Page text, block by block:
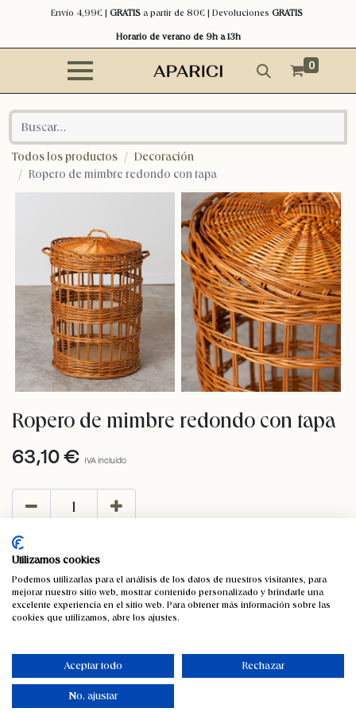
Envío 4,99€ | GRATISa partir de 80€ | Devoluciones GRATIS
Horario de verano de 9h a 13h
0
Todos los productos
Decoración
Ropero de mimbre redondo con tapa
Ropero de mimbre redondo con tapa
63,10 € IVA incluido
Añadir a lista de deseos
Solo 5 Unidades disponibles.
Utilizamos cookies
Podemos utilizarlas para el análisis de los datos de nuestros visitantes, para
mejorar nuestro sitio web, mostrar contenido personalizado y brindarle una
excelente experiencia en el sitio web. Para obtener más información sobre las
cookies que utilizamos, abre los ajustes.
Aceptar todo Rechazar
No, ajustar